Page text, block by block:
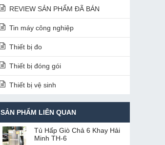
REVIEW SẢN PHẨM ĐÃ BÁN
Tin máy công nghiệp
Thiết bị đo
Thiết bị đóng gói
Thiết bị vệ sinh
SẢN PHẨM LIÊN QUAN
Tủ Hấp Giò Chả 6 Khay Hải
Minh TH-6